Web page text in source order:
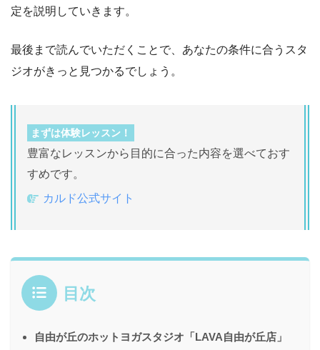
定を説明していきます。
最後まで読んでいただくことで、あなたの条件に合うスタ
ジオがきっと見つかるでしょう。
まずは体験レッスン！
豊富なレッスンから目的に合った内容を選べておす
すめです。
カルド公式サイト
目次
自由が丘のホットヨガスタジオ「LAVA自由が丘店」